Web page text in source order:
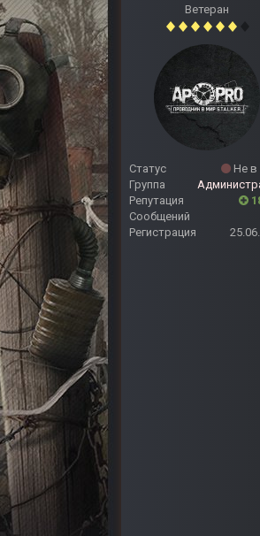
Ветеран
Статус
Не в
Группа
Репутация
Сообщений
Регистрация